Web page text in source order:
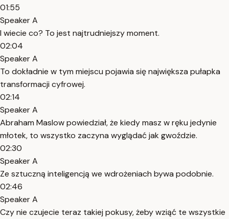
01:55
Speaker A
I wiecie co? To jest najtrudniejszy moment.
02:04
Speaker A
To dokładnie w tym miejscu pojawia się największa pułapka
transformacji cyfrowej.
02:14
Speaker A
Abraham Maslow powiedział, że kiedy masz w ręku jedynie
młotek, to wszystko zaczyna wyglądać jak gwoździe.
02:30
Speaker A
Ze sztuczną inteligencją we wdrożeniach bywa podobnie.
02:46
Speaker A
Czy nie czujecie teraz takiej pokusy, żeby wziąć te wszystkie